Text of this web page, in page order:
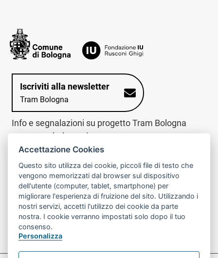
Iscriviti alla newsletter
Tram Bologna
Info e segnalazioni su progetto Tram Bologna
www.trambologna.it
trova infopoint sulla mappa interattiva
Trova l'infopoint
più vicino
telefona al call center
Chiama il call
center
800078611
Contatto cantiere per emergenze nei giorni festivi
o nelle ore notturne:366 65 36 063
Accettazione Cookies
Questo sito utilizza dei cookie, piccoli file di testo che
vengono memorizzati dal browser sul dispositivo
dell'utente (computer, tablet, smartphone) per
migliorare l'esperienza di fruizione del sito. Utilizzando i
nostri servizi, accetti l'utilizzo dei cookie da parte
nostra. I cookie verranno impostati solo dopo il tuo
consenso.
Personalizza